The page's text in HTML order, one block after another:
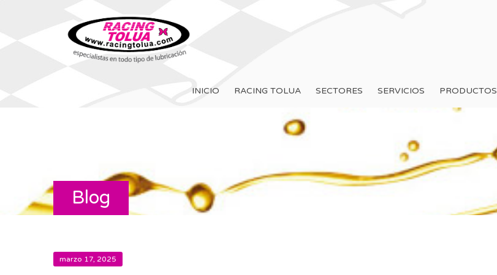
INICIO RACING TOLUA SECTORES SERVICIOS PRODUCTOS
Blog
marzo 17, 2025